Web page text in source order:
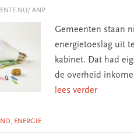
ANP
Gemeenten staan
energietoeslag uit
kabinet. Dat had
de overheid
lees verder
, ENERGIE